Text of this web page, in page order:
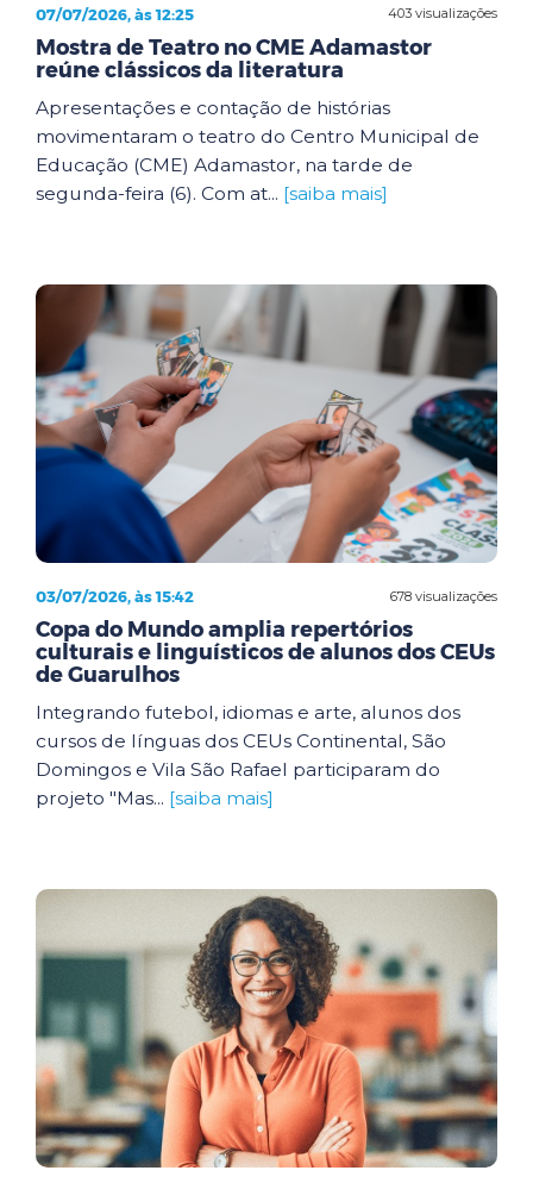
403 visualizações
07/07/2026, às 12:25
Mostra de Teatro no CME Adamastor
reúne clássicos da literatura
Apresentações e contação de histórias
movimentaram o teatro do Centro Municipal de
Educação (CME) Adamastor, na tarde de
segunda-feira (6). Com at... [saiba mais]
678 visualizações
03/07/2026, às 15:42
Copa do Mundo amplia repertórios
culturais e linguísticos de alunos dos CEUs
de Guarulhos
Integrando futebol, idiomas e arte, alunos dos
cursos de línguas dos CEUs Continental, São
Domingos e Vila São Rafael participaram do
projeto "Mas... [saiba mais]